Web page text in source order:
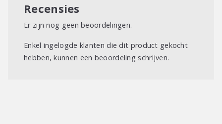
Recensies
Er zijn nog geen beoordelingen.
Enkel ingelogde klanten die dit product gekocht
hebben, kunnen een beoordeling schrijven.